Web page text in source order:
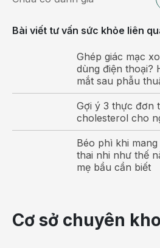
Phẫu thuật nắn kín, kết
Phẫu thuật nắn kín dưới
tay về đúng vị trí chỉ
ảnh giúp định vị chính xác vị
ưu điểm nổi bật:
Bài viết tư vấn sức khỏe liên
Ghép giác mạc
dùng điện thoại?
mắt sau phẫu
Gợi ý 3 thực đơn
cholesterol cho
Béo phì khi
thai nhi như thế
mẹ bầu cần biết
Cơ sở chuyên